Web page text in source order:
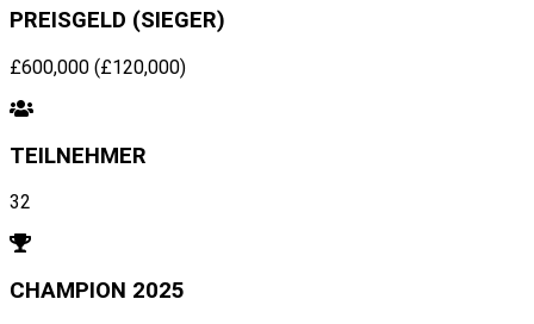
PREISGELD (SIEGER)
£600,000 (£120,000)
TEILNEHMER
32
CHAMPION 2025